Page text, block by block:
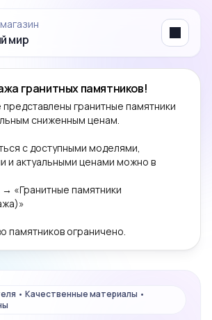
мир Menu
гранитных памятников!
гранитные памятники
сниженным ценам.
с доступными моделями,
и актуальными ценами можно в
→ «Гранитные памятники
памятников ограничено.
• Качественные материалы •